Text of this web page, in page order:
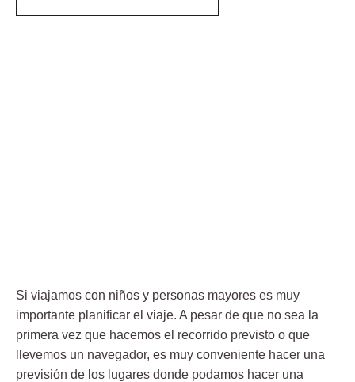
Si viajamos con niños y personas mayores es muy
importante planificar el viaje. A pesar de que no sea la
primera vez que hacemos el recorrido previsto o que
llevemos un navegador, es muy conveniente hacer una
previsión de los lugares donde podamos hacer una